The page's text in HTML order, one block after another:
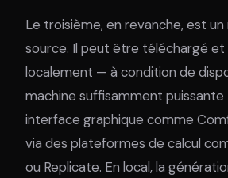
Le troisième, en revanche, est
source. Il peut être téléchargé et
localement — à condition de
machine suffisamment puissante
interface graphique comme
via des plateformes de calcul
ou Replicate. En local, la